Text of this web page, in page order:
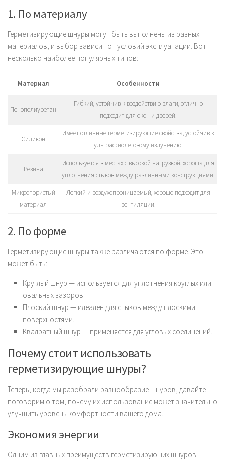
1. По материалу
Герметизирующие шнуры могут быть выполнены из разных
материалов, и выбор зависит от условий эксплуатации. Вот
несколько наиболее популярных типов:
Материал Особенности
Пенополиуретан
Гибкий, устойчив к воздействию влаги, отлично
подходит для окон и дверей.
Силикон
Имеет отличные герметизирующие свойства, устойчив к
ультрафиолетовому излучению.
Резина
Используется в местах с высокой нагрузкой, хороша для
уплотнения стыков между различными конструкциями.
Микропористый
материал
Легкий и воздухопроницаемый, хорошо подходит для
вентиляции.
2. По форме
Герметизирующие шнуры также различаются по форме. Это
может быть:
Круглый шнур — используется для уплотнения круглых или
овальных зазоров.
Плоский шнур — идеален для стыков между плоскими
поверхностями.
Квадратный шнур — применяется для угловых соединений.
Почему стоит использовать
герметизирующие шнуры?
Теперь, когда мы разобрали разнообразие шнуров, давайте
поговорим о том, почему их использование может значительно
улучшить уровень комфортности вашего дома.
Экономия энергии
Одним из главных преимуществ герметизирующих шнуров